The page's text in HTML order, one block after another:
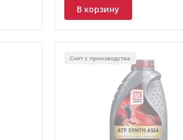
В корзину
Снят с производства